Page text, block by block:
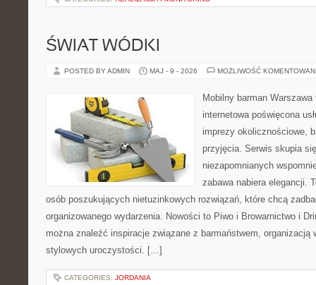
ŚWIAT WÓDKI
POSTED BY ADMIN MAJ - 9 - 2026 MOŻLIWOŚĆ
Mobilny barman
internetowa poświęcona
imprezy okolicznościowe,
przyjęcia. Serwis skupia
niezapomnianych
zabawa nabiera elegancji.
osób poszukujących nietuzinkowych rozwiązań, które chcą
organizowanego wydarzenia. Nowości to Piwo i Browarnictwo i
można znaleźć inspiracje związane z barmaństwem, organizacją
stylowych uroczystości. […]
CATEGORIES: JORDANIA